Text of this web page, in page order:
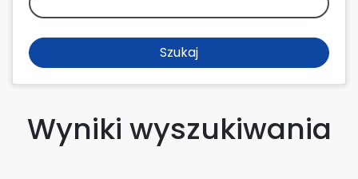
Szukaj
Wyniki wyszukiwania